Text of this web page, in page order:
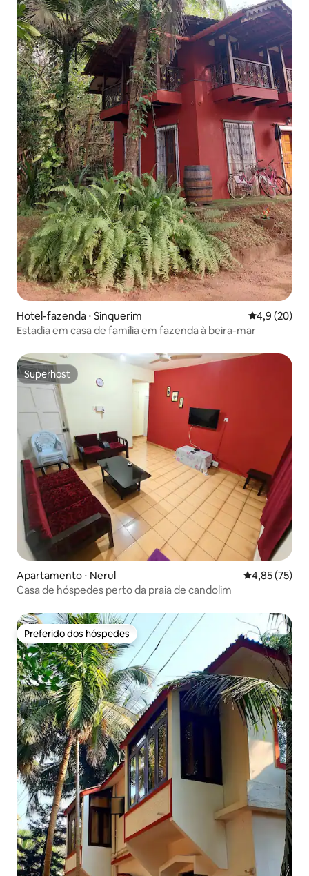
Hotel-fazenda ⋅ Sinquerim 4,9 de uma
4,9 (20)
Estadia em casa de família em fazenda à beira-mar
Superhost
Superhost
Apartamento ⋅ Nerul 4,85 de uma
4,85 (75)
Casa de hóspedes perto da praia de candolim
Preferido dos hóspedes
Preferido dos hóspedes